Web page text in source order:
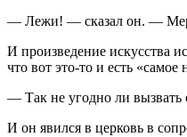
— Лежи! — сказал он. —
И произведение искусства
что вот это-то и есть «самое
— Так не угодно ли
И он явился в церковь в